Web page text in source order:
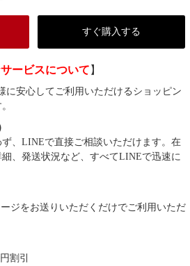
すぐ購入する
ービスについて 】
に安心してご利用いただけるショッピン
、LINEで直接ご相談いただけます。在
、発送状況など、すべてLINEで迅速に
ジをお送りいただくだけでご利用いただ
割引